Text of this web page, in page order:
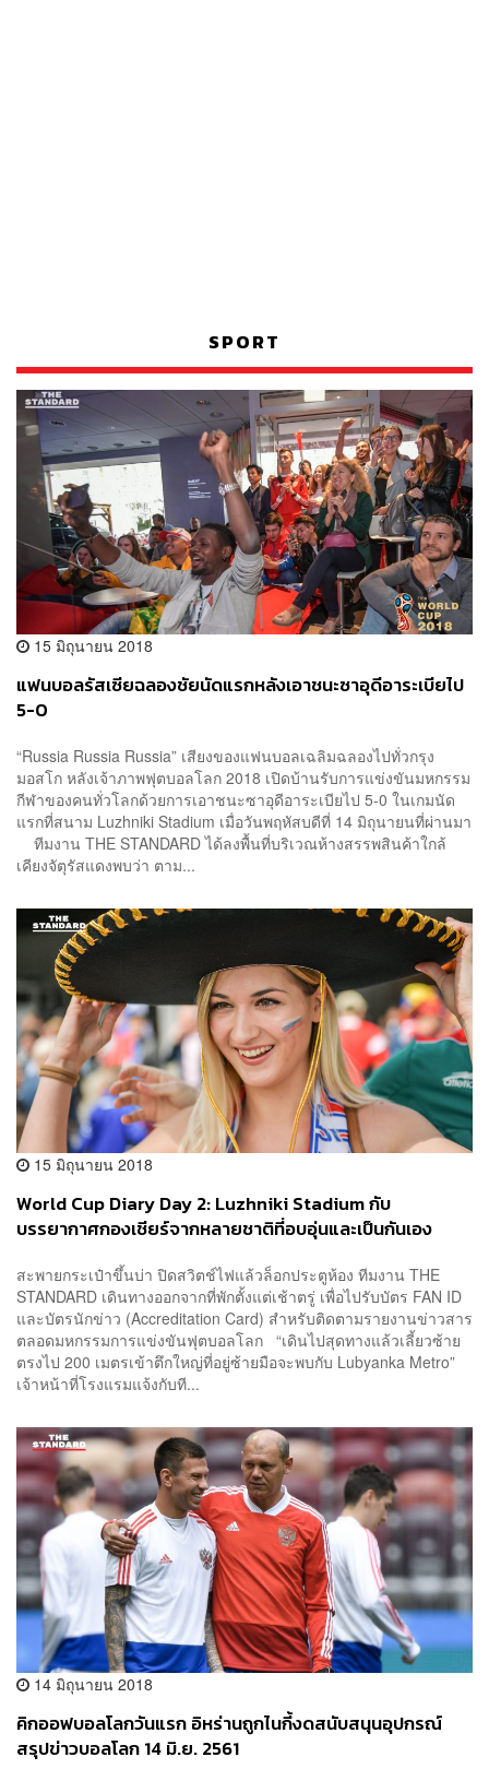
SPORT
15 มิถุนายน 2018
แฟนบอลรัสเซียฉลองชัยนัดแรกหลังเอาชนะซาอุดีอาระเบียไป
5-0
“Russia Russia Russia” เสียงของแฟนบอลเฉลิมฉลองไปทั่วกรุง
มอสโก หลังเจ้าภาพฟุตบอลโลก 2018 เปิดบ้านรับการแข่งขันมหกรรม
กีฬาของคนทั่วโลกด้วยการเอาชนะซาอุดีอาระเบียไป 5-0 ในเกมนัด
แรกที่สนาม Luzhniki Stadium เมื่อวันพฤหัสบดีที่ 14 มิถุนายนที่ผ่านมา
ทีมงาน THE STANDARD ได้ลงพื้นที่บริเวณห้างสรรพสินค้าใกล้
เคียงจัตุรัสแดงพบว่า ตาม...
15 มิถุนายน 2018
World Cup Diary Day 2: Luzhniki Stadium กับ
บรรยากาศกองเชียร์จากหลายชาติที่อบอุ่นและเป็นกันเอง
สะพายกระเป๋าขึ้นบ่า ปิดสวิตช์ไฟแล้วล็อกประตูห้อง ทีมงาน THE
STANDARD เดินทางออกจากที่พักตั้งแต่เช้าตรู่ เพื่อไปรับบัตร FAN ID
และบัตรนักข่าว (Accreditation Card) สำหรับติดตามรายงานข่าวสาร
ตลอดมหกรรมการแข่งขันฟุตบอลโลก “เดินไปสุดทางแล้วเลี้ยวซ้าย
ตรงไป 200 เมตรเข้าตึกใหญ่ที่อยู่ซ้ายมือจะพบกับ Lubyanka Metro”
เจ้าหน้าที่โรงแรมแจ้งกับที...
14 มิถุนายน 2018
คิกออฟบอลโลกวันแรก อิหร่านถูกไนกี้งดสนับสนุนอุปกรณ์
สรุปข่าวบอลโลก 14 มิ.ย. 2561